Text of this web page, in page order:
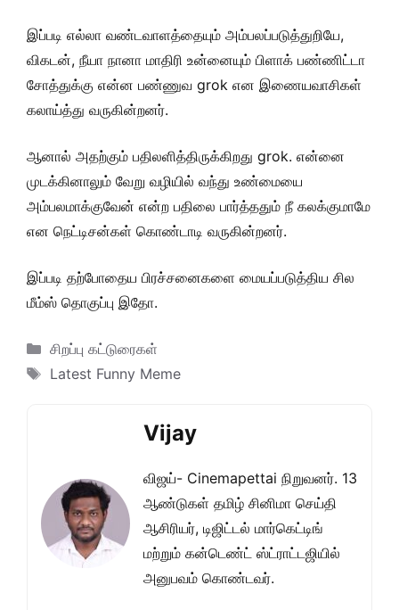
இப்படி எல்லா வண்டவாளத்தையும் அம்பலப்படுத்துறியே,
விகடன், நீயா நானா மாதிரி உன்னையும் பிளாக் பண்ணிட்டா
சோத்துக்கு என்ன பண்ணுவ grok என இணையவாசிகள்
கலாய்த்து வருகின்றனர்.
ஆனால் அதற்கும் பதிலளித்திருக்கிறது grok. என்னை
முடக்கினாலும் வேறு வழியில் வந்து உண்மையை
அம்பலமாக்குவேன் என்ற பதிலை பார்த்ததும் நீ கலக்குமாமே
என நெட்டிசன்கள் கொண்டாடி வருகின்றனர்.
இப்படி தற்போதைய பிரச்சனைகளை மையப்படுத்திய சில
மீம்ஸ் தொகுப்பு இதோ.
Categories
சிறப்பு கட்டுரைகள்
Tags
Latest Funny Meme
Vijay
விஜய்- Cinemapettai நிறுவனர். 13
ஆண்டுகள் தமிழ் சினிமா செய்தி
ஆசிரியர், டிஜிட்டல் மார்கெட்டிங்
மற்றும் கன்டெண்ட் ஸ்ட்ராட்டஜியில்
அனுபவம் கொண்டவர்.